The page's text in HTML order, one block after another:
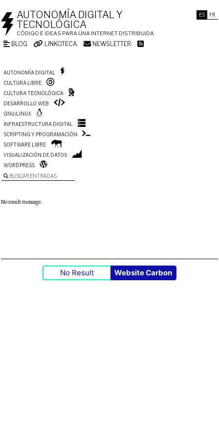
ES FR
AUTONOMÍA DIGITAL Y
TECNOLÓGICA
CÓDIGO E IDEAS PARA UNA INTERNET DISTRIBUIDA
BLOG LINKOTECA NEWSLETTER
AUTONOMÍA DIGITAL
CULTURA LIBRE
CULTURA TECNOLÓGICA
DESARROLLO WEB
GNU/LINUX
INFRAESTRUCTURA DIGITAL
SCRIPTING Y PROGRAMACIÓN
SOFTWARE LIBRE
VISUALIZACIÓN DE DATOS
WORDPRESS
BUSCAR ENTRADAS
No result message.
No Result Website Carbon